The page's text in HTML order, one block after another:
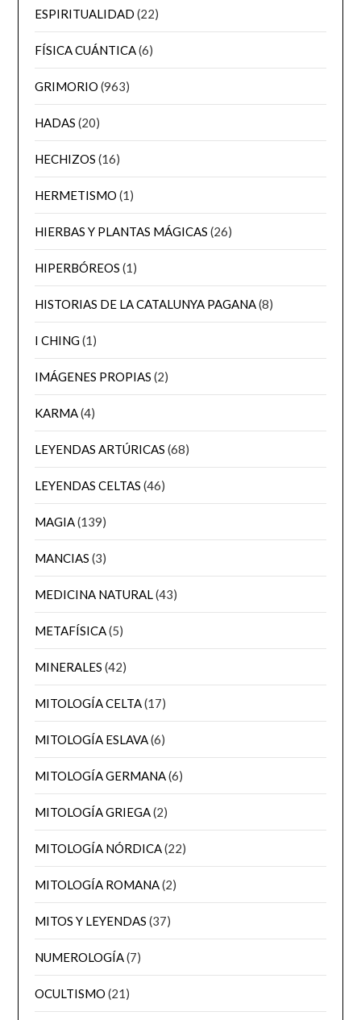
ESPIRITUALIDAD (22)
FÍSICA CUÁNTICA(6)
GRIMORIO (963)
HADAS (20)
HECHIZOS (16)
HERMETISMO (1)
HIERBAS Y PLANTAS MÁGICAS (26)
HIPERBÓREOS (1)
HISTORIAS DE LA CATALUNYA PAGANA(8)
I CHING(1)
IMÁGENES PROPIAS (2)
KARMA(4)
LEYENDAS ARTÚRICAS (68)
LEYENDAS CELTAS (46)
MAGIA(139)
MANCIAS (3)
MEDICINA NATURAL(43)
METAFÍSICA(5)
MINERALES (42)
MITOLOGÍA CELTA(17)
MITOLOGÍA ESLAVA(6)
MITOLOGÍA GERMANA(6)
MITOLOGÍA GRIEGA(2)
MITOLOGÍA NÓRDICA(22)
MITOLOGÍA ROMANA(2)
MITOS Y LEYENDAS (37)
NUMEROLOGÍA(7)
OCULTISMO (21)